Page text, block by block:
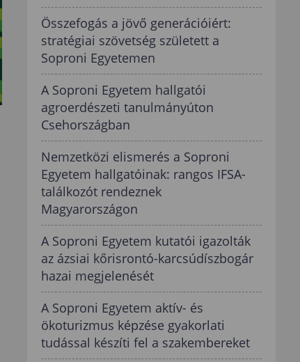
Összefogás a jövő generációiért:
stratégiai szövetség született a
Soproni Egyetemen
A Soproni Egyetem hallgatói
agroerdészeti tanulmányúton
Csehországban
Nemzetközi elismerés a Soproni
Egyetem hallgatóinak: rangos IFSA-
találkozót rendeznek
Magyarországon
A Soproni Egyetem kutatói igazolták
az ázsiai kőrisrontó-karcsúdíszbogár
hazai megjelenését
A Soproni Egyetem aktív- és
ökoturizmus képzése gyakorlati
tudással készíti fel a szakembereket